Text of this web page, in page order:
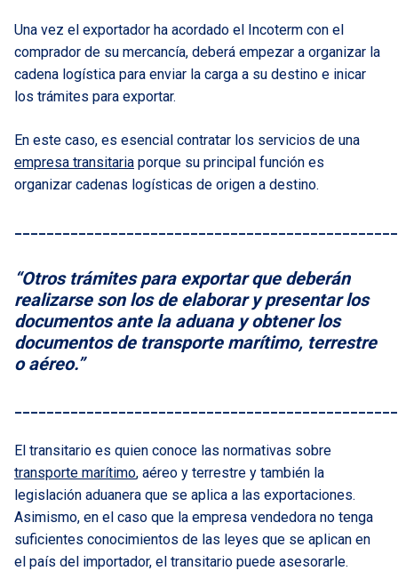
Una vez el exportador ha acordado el Incoterm con el
comprador de su mercancía, deberá empezar a organizar la
cadena logística para enviar la carga a su destino e inicar
los trámites para exportar.
En este caso, es esencial contratar los servicios de una
empresa transitaria porque su principal función es
organizar cadenas logísticas de origen a destino.
“Otros trámites para exportar que deberán
realizarse son los de elaborar y presentar los
documentos ante la aduana y obtener los
documentos de transporte marítimo, terrestre
o aéreo.”
El transitario es quien conoce las normativas sobre
transporte marítimo, aéreo y terrestre y también la
legislación aduanera que se aplica a las exportaciones.
Asimismo, en el caso que la empresa vendedora no tenga
suficientes conocimientos de las leyes que se aplican en
el país del importador, el transitario puede asesorarle.